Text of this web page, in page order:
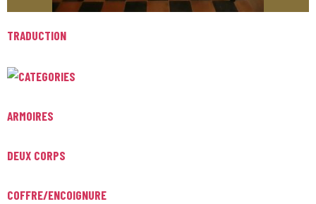
TRADUCTION
ARMOIRES
DEUX CORPS
COFFRE/ENCOIGNURE